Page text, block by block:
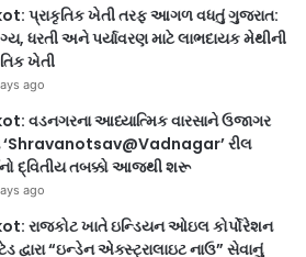
પ્રાકૃતિક ખેતી તરફ આગળ વધતું ગુજરાત:
ધરતી અને પર્યાવરણ માટે લાભદાયક મેથીની
ખેતી
ago
વડનગરના આધ્યાત્મિક વારસાને ઉજાગર
‘Shravanotsav@Vadnagar’ રીલ
દ્વિતીય તબક્કો આજથી શરૂ
ago
રાજકોટ ખાતે ઇન્ડિયન ઓઇલ કોર્પોરેશન
દ્વારા “ઇન્ડેન એક્સ્ટ્રાલાઇટ નાઉ” સેવાનું